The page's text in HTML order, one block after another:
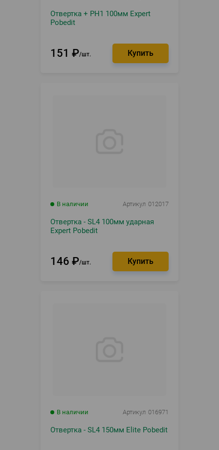
Отвертка + PH1 100мм Expert
Pobedit
151 ₽ шт.
В наличии Артикул 012017
Отвертка - SL4 100мм ударная
Expert Pobedit
146 ₽ шт.
В наличии Артикул 016971
Отвертка - SL4 150мм Elite Pobedit